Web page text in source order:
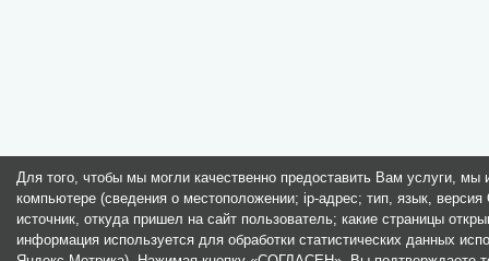
Для того, чтобы мы могли качественно предоставить Вам услуги,
компьютере (сведения о местоположении; ip-адрес; тип, язык,
источник, откуда пришел на сайт пользователь; какие страницы
информация используется для обработки статистических данных